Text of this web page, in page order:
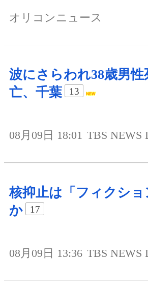
オリコンニュース
波にさらわれ38歳男性
亡、千葉
13
08月09日 18:01 TBS NEWS
核抑止は「フィクショ
か
17
08月09日 13:36 TBS NEWS